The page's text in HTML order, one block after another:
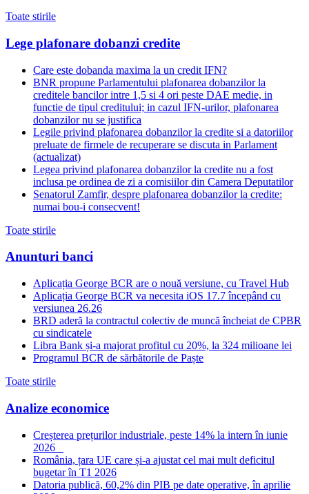
Toate stirile
Lege plafonare dobanzi credite
Care este dobanda maxima la un credit IFN?
BNR propune Parlamentului plafonarea dobanzilor la
creditele bancilor intre 1,5 si 4 ori peste DAE medie, in
functie de tipul creditului; in cazul IFN-urilor, plafonarea
dobanzilor nu se justifica
Legile privind plafonarea dobanzilor la credite si a datoriilor
preluate de firmele de recuperare se discuta in Parlament
(actualizat)
Legea privind plafonarea dobanzilor la credite nu a fost
inclusa pe ordinea de zi a comisiilor din Camera Deputatilor
Senatorul Zamfir, despre plafonarea dobanzilor la credite:
numai bou-i consecvent!
Toate stirile
Anunturi banci
Aplicația George BCR are o nouă versiune, cu Travel Hub
Aplicația George BCR va necesita iOS 17.7 începând cu
versiunea 26.26
BRD aderă la contractul colectiv de muncă încheiat de CPBR
cu sindicatele
Libra Bank și-a majorat profitul cu 20%, la 324 milioane lei
Programul BCR de sărbătorile de Paște
Toate stirile
Analize economice
Creșterea prețurilor industriale, peste 14% la intern în iunie
2026
România, țara UE care și-a ajustat cel mai mult deficitul
bugetar în T1 2026
Datoria publică, 60,2% din PIB pe date operative, în aprilie